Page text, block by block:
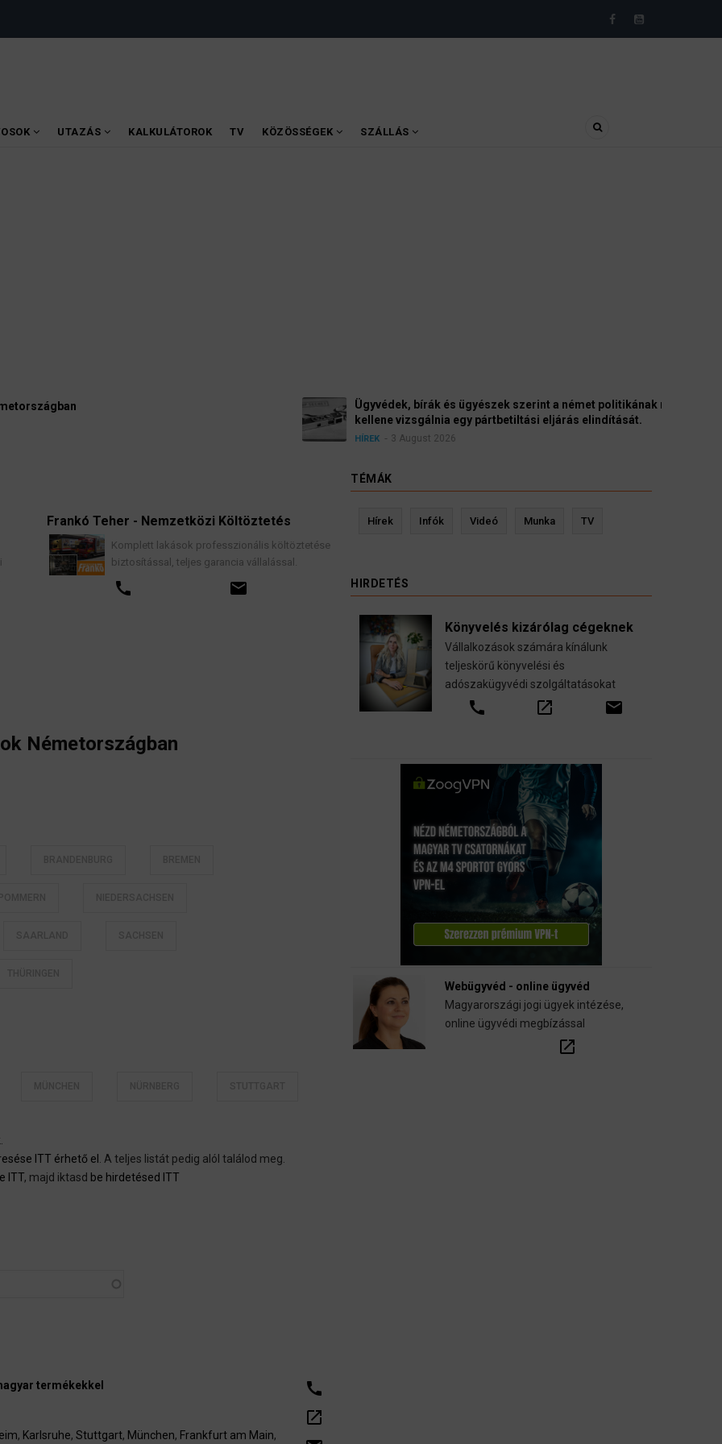
UTAZÁS KALKULÁTOROK TV KÖZÖSSÉGEK SZÁLLÁS
Ügyvédek, bírák és ügyészek szerint a német politikának mielőbb meg
kellene vizsgálnia egy pártbetiltási eljárás elindítását.
3 August 2026
Frankó Teher - Nemzetközi Költöztetés
Komplett lakások professzionális költöztetése
biztosítással, teljes garancia vállalással.
email
Kevin Ressler biztosítási szakértő
Németországban
ITT érhető el
. A teljes listát pedig alól találod meg.
ITT, majd iktasd be hirdetésed ITT
termékekkel
, Karlsruhe, Stuttgart, München, Frankfurt am Main,
call
open_in_new
TÉMÁK
Hírek Infók Videó Munka TV
HIRDETÉS
Könyvelés kizárólag cégeknek
Vállalkozások számára kínálunk
teljeskörű könyvelési és
adószakügyvédi szolgáltatásokat
call open_in_new email
Webügyvéd - online ügyvéd
Magyarországi jogi ügyek intézése,
online ügyvédi megbízással
open_in_new